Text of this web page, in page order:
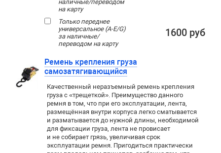
наличные/переводом
на карту
Только переднее
универсальное (А-E/G)
за наличные/
переводом на карту
1600 руб
Ремень крепления груза
самозатягивающийся
Качественный неразъемный ремень крепления
груза с «трещеткой». Преимущество данного
ремня в том, что при его эксплуатации, лента,
размещённая внутри корпуса легко сматывается
и разматывается до нужной длины, необходимой
для фиксации груза, лента не провисает
и не собирает грязь, увеличивая срок
эксплуатации ремня. Пригодиться практически